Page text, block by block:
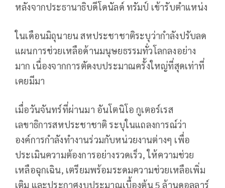
หลังจากประธานาธิบดีโดนัลด์ ทรัมป์ เข้ารับตำแหน่ง
ในเดือนมิถุนายน สหประชาชาติระบุว่ากำลังปรับลด
แผนการช่วยเหลือด้านมนุษยธรรมทั่วโลกลงอย่าง
มาก เนื่องจากการตัดงบประมาณครั้งใหญ่ที่สุดเท่าที่
เคยมีมา
เมื่อวันจันทร์ที่ผ่านมา อันโตนิโอ กูเตอร์เรส
เลขาธิการสหประชาชาติ ระบุในแถลงการณ์ว่า
องค์การกำลังทำงานร่วมกับหน่วยงานต่างๆ เพื่อ
ประเมินความต้องการอย่างรวดเร็ว, ให้ความช่วย
เหลือฉุกเฉิน, เตรียมพร้อมระดมความช่วยเหลือเพิ่ม
เติม และประกาศงบประมาณเบื้องต้น 5 ล้านดอลลาร์